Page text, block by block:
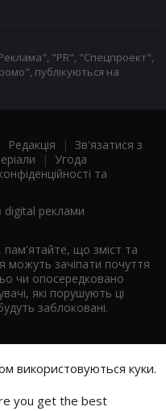
"PR", "Спецпроект",
публікуються на
Редакція | Зв'язатися з
| Угода
та
digital реклами
що зміст та
можуть зачіпати почуття
чи опосередковано
які порушують ці
заблоковані.
використовуються куки.
you get the best